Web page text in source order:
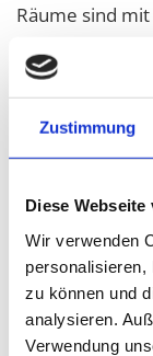
Zustimmung
Diese
Wir verwenden
personalisieren,
zu können und
analysieren.
Verwendung
Räume sind
Hier die
idyllische